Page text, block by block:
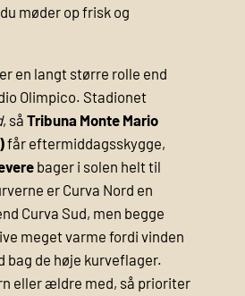
møder op frisk og
en langt større rolle end
Olimpico. Stadionet
, så Tribuna Monte Mario
får eftermiddagsskygge,
bager i solen helt til
er Curva Nord en
Curva Sud, men begge
meget varme fordi vinden
bag de høje kurveflager.
eller ældre med, så prioriter